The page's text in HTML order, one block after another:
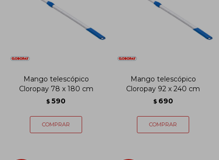
Mango telescópico
Cloropay 78 x 180 cm
$ 590
Mango telescópico
Cloropay 92 x 240 cm
$ 690